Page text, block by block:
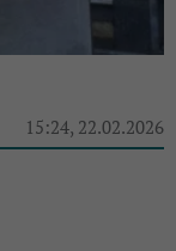
15:24, 22.02.2026